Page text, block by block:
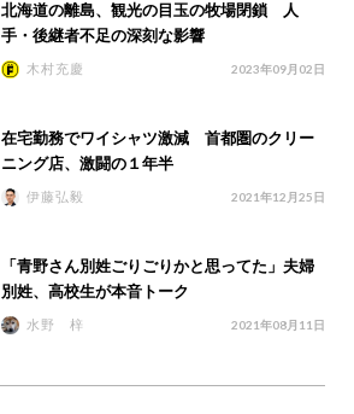
北海道の離島、観光の目玉の牧場閉鎖 人
手・後継者不足の深刻な影響
木村充慶 2023年09月02日
在宅勤務でワイシャツ激減 首都圏のクリー
ニング店、激闘の１年半
伊藤弘毅 2021年12月25日
「青野さん別姓ごりごりかと思ってた」夫婦
別姓、高校生が本音トーク
水野 梓 2021年08月11日